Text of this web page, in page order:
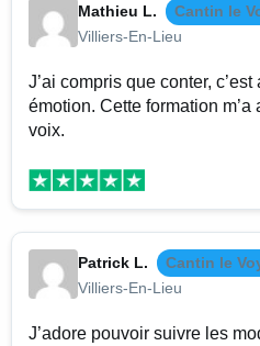
Mathieu L.
Cantin le
Villiers-En-Lieu
J’ai compris que conter,
émotion. Cette formation
voix.
Patrick L.
Cantin le
Villiers-En-Lieu
J’adore pouvoir suivre les